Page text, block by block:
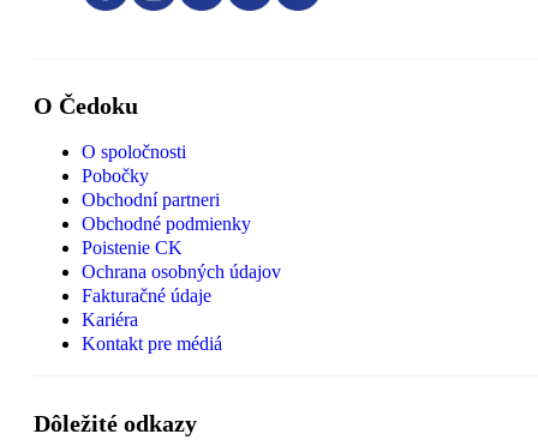
O Čedoku
O spoločnosti
Pobočky
Obchodní partneri
Obchodné podmienky
Poistenie CK
Ochrana osobných údajov
Fakturačné údaje
Kariéra
Kontakt pre médiá
Dôležité odkazy